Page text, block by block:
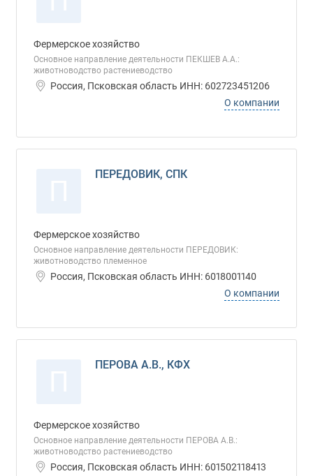
Фермерское хозяйство
Основное направление деятельности ПЕКШЕВ А.А.:
животноводство растениеводство
Россия, Псковская область ИНН: 602723451206
О компании
ПЕРЕДОВИК, СПК
Фермерское хозяйство
Основное направление деятельности ПЕРЕДОВИК:
животноводство племенное
Россия, Псковская область ИНН: 6018001140
О компании
ПЕРОВА А.В., КФХ
Фермерское хозяйство
Основное направление деятельности ПЕРОВА А.В.:
животноводство растениеводство
Россия, Псковская область ИНН: 601502118413